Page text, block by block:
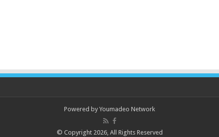
Powered by Youmadeo Network
© Copyright 2026, All Rights Reserved